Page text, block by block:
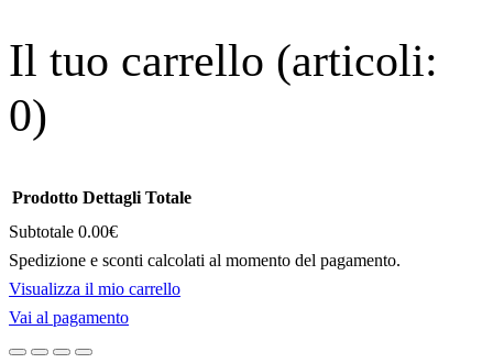
Il tuo carrello (articoli:
0)
Prodotti
nel
Prodotto Dettagli Totale
Subtotale 0.00€
Spedizione e sconti calcolati al momento del pagamento.
Visualizza il mio carrello
Vai al pagamento